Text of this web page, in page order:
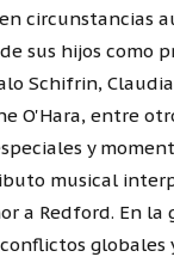
circunstancias
sus hijos como
Schifrin,
O'Hara, entre
y
musical
a Redford. En
globales